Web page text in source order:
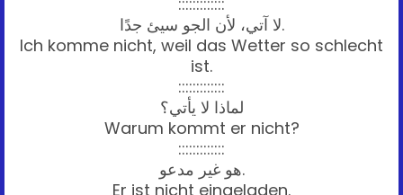
لا آتي، لأن الجو سيئ جدًا.
Ich komme nicht, weil das Wetter so schlecht
ist.
:::::::::::::
لماذا لا يأتي؟
Warum kommt er nicht?
:::::::::::::
هو غير مدعو.
Er ist nicht eingeladen.